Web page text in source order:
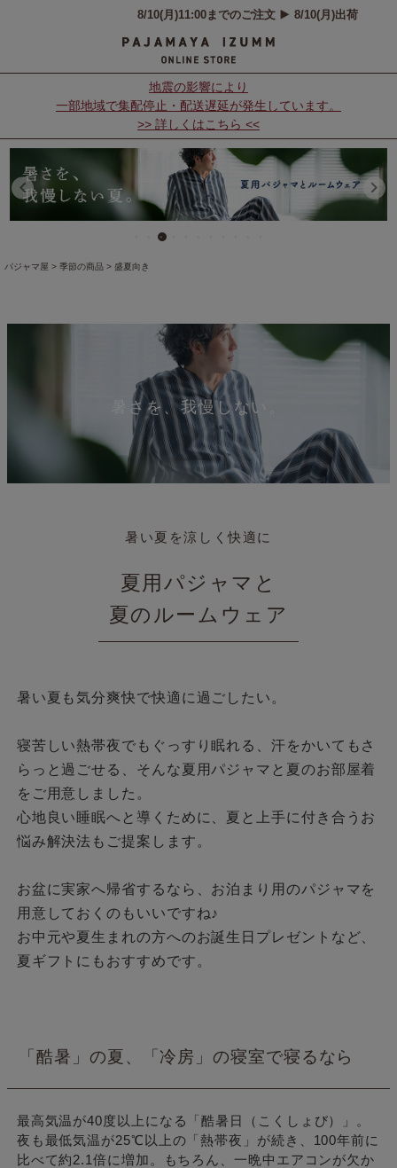
地震の影響により
一部地域で集配停止・配送遅延が発生しています。
>> 詳しくはこちら <<
パジャマ屋 季節の商品 盛夏向き
暑さを、我慢しない。
暑い夏を涼しく快適に
夏用パジャマと
夏のルームウェア
暑い夏も気分爽快で快適に過ごしたい。
寝苦しい熱帯夜でもぐっすり眠れる、汗をかいてもさ
らっと過ごせる、そんな夏用パジャマと夏のお部屋着
をご用意しました。
心地良い睡眠へと導くために、夏と上手に付き合うお
悩み解決法もご提案します。
お盆に実家へ帰省するなら、お泊まり用のパジャマを
用意しておくのもいいですね♪
お中元や夏生まれの方へのお誕生日プレゼントなど、
夏ギフトにもおすすめです。
「酷暑」の夏、「冷房」の寝室で寝るなら
最高気温が40度以上になる「酷暑日（こくしょび）」。
夜も最低気温が25℃以上の「熱帯夜」が続き、100年前に
比べて約2.1倍に増加。もちろん、一晩中エアコンが欠か